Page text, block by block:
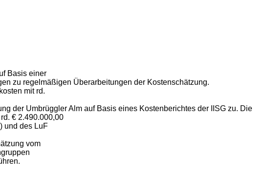
Basis einer
zu regelmäßigen Überarbeitungen der Kostenschätzung.
mit rd.
der Umbrüggler Alm auf Basis eines Kostenberichtes der IISG zu. Die
€ 2.490.000,00
und des LuF
vom